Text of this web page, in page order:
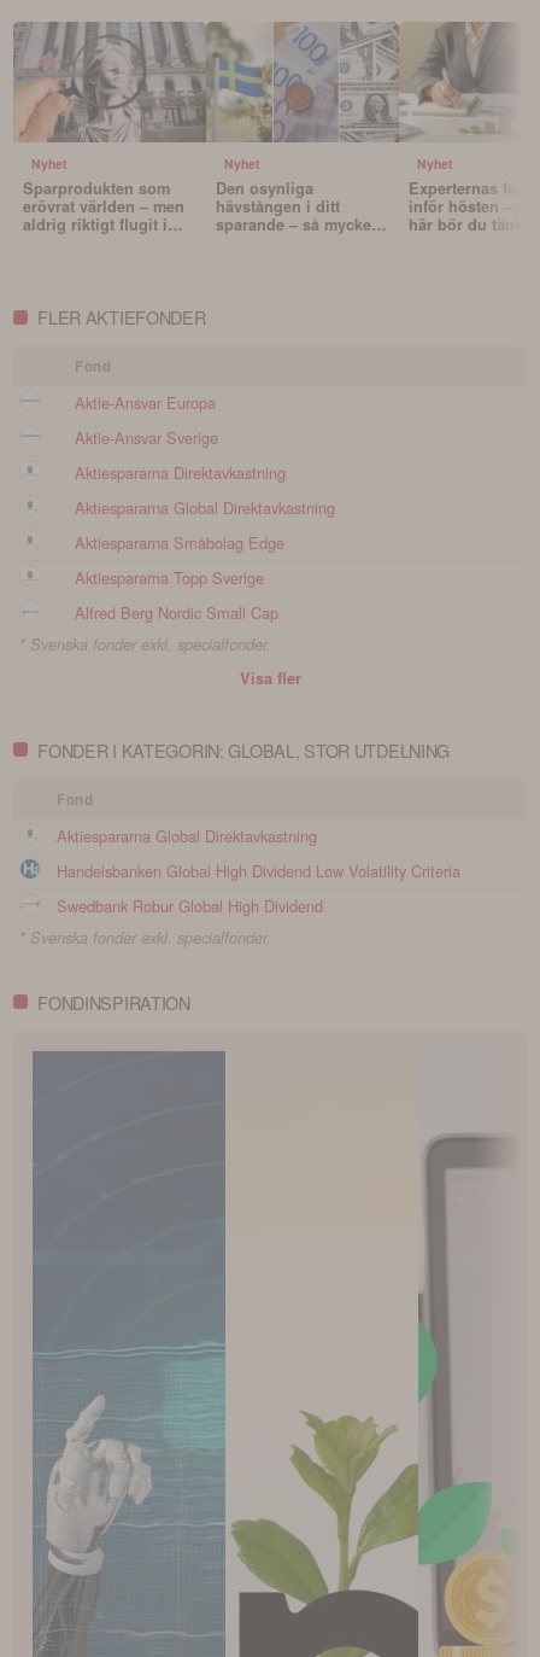
Nyhet
Sparprodukten som
erövrat världen – men
aldrig riktigt flugit i
Nyhet
Den osynliga
hävstången i ditt
sparande – så mycket
Nyhet
Experternas
inför hösten –
här bör du tänka
FLER AKTIEFONDER
Fond
Aktie-Ansvar Europa
Aktie-Ansvar Sverige
Aktiespararna Direktavkastning
Aktiespararna Global Direktavkastning
Aktiespararna Småbolag Edge
Aktiespararna Topp Sverige
Alfred Berg Nordic Small Cap
* Svenska fonder exkl. specialfonder.
Visa fler
FONDER I KATEGORIN: GLOBAL, STOR UTDELNING
Fond
Aktiespararna Global Direktavkastning
Handelsbanken Global High Dividend Low Volatility Criteria
Swedbank Robur Global High Dividend
* Svenska fonder exkl. specialfonder.
FONDINSPIRATION